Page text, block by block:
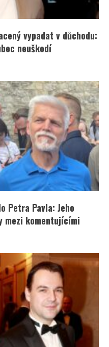
vypadat v důchodu:
neuškodí
Petra Pavla: Jeho
mezi komentujícími